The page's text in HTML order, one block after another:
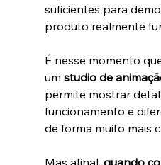
suficientes para
produto realmente
É nesse momento
um studio de
permite mostrar
funcionamento e
de forma muito mais